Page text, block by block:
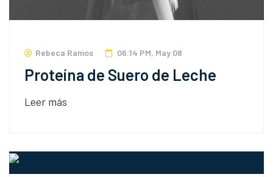
Rebeca Ramos 06:14 PM, May 08
Proteína de Suero de Leche
Leer más